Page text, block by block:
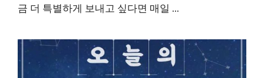
금 더 특별하게 보내고 싶다면 매일 ...